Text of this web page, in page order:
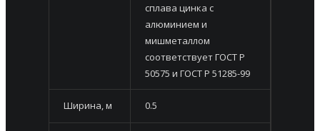
сплава цинка с
алюминием и
мишметаллом
соответствует ГОСТ Р
50575 и ГОСТ Р 51285-99
Ширина, м 0.5